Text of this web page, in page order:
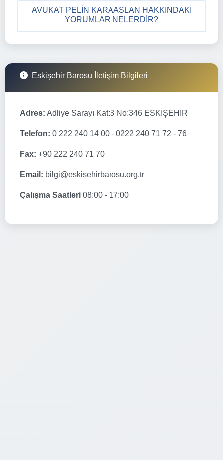
AVUKAT PELIN KARAASLAN HAKKINDAKI
YORUMLAR NELERDIR?
Eskişehir Barosu İletişim Bilgileri
Adres: Adliye Sarayı Kat:3 No:346 ESKİŞEHİR
Telefon: 0 222 240 14 00 - 0222 240 71 72 - 76
Fax: +90 222 240 71 70
Email: bilgi@eskisehirbarosu.org.tr
Çalışma Saatleri 08:00 - 17:00